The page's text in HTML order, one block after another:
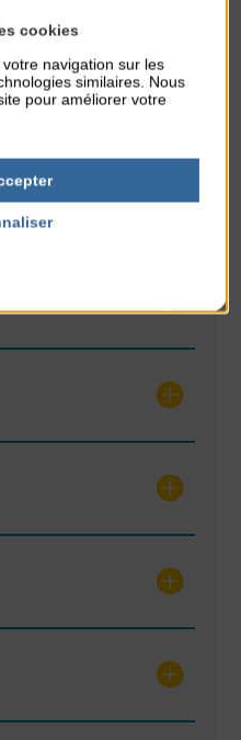
cookies
navigation sur les
similaires. Nous
pour améliorer votre